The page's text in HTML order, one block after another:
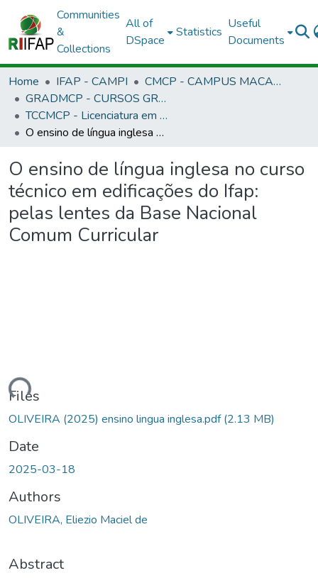
Communities
&
Collections
All of
DSpace
Statistics
Useful
Documents
Home IFAP - CAMPI
CMCP - CAMPUS MACAPÁ
GRADMCP - CURSOS GRADUAÇÃO - CAMPUS MACAPÁ
TCCMCP - Licenciatura em Letras Português/Inglês
O ensino de língua inglesa no curso técnico em edificações do Ifap: pelas lentes da Base Nacional Comum Curricular
O ensino de língua inglesa no curso
técnico em edificações do Ifap:
pelas lentes da Base Nacional
Comum Curricular
Files
OLIVEIRA (2025) ensino lingua inglesa.pdf(2.13 MB)
Date
2025-03-18
Authors
OLIVEIRA, Eliezio Maciel de
Abstract